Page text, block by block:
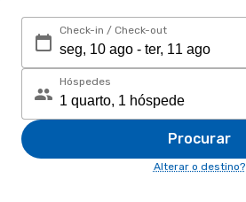
Check-in / Check-out
Hóspedes
Procurar
Alterar o destino?